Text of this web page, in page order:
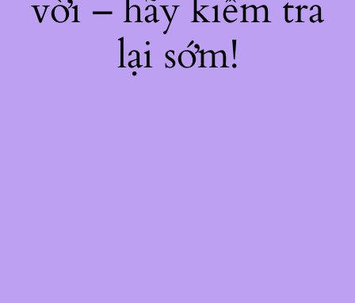
lại sớm!